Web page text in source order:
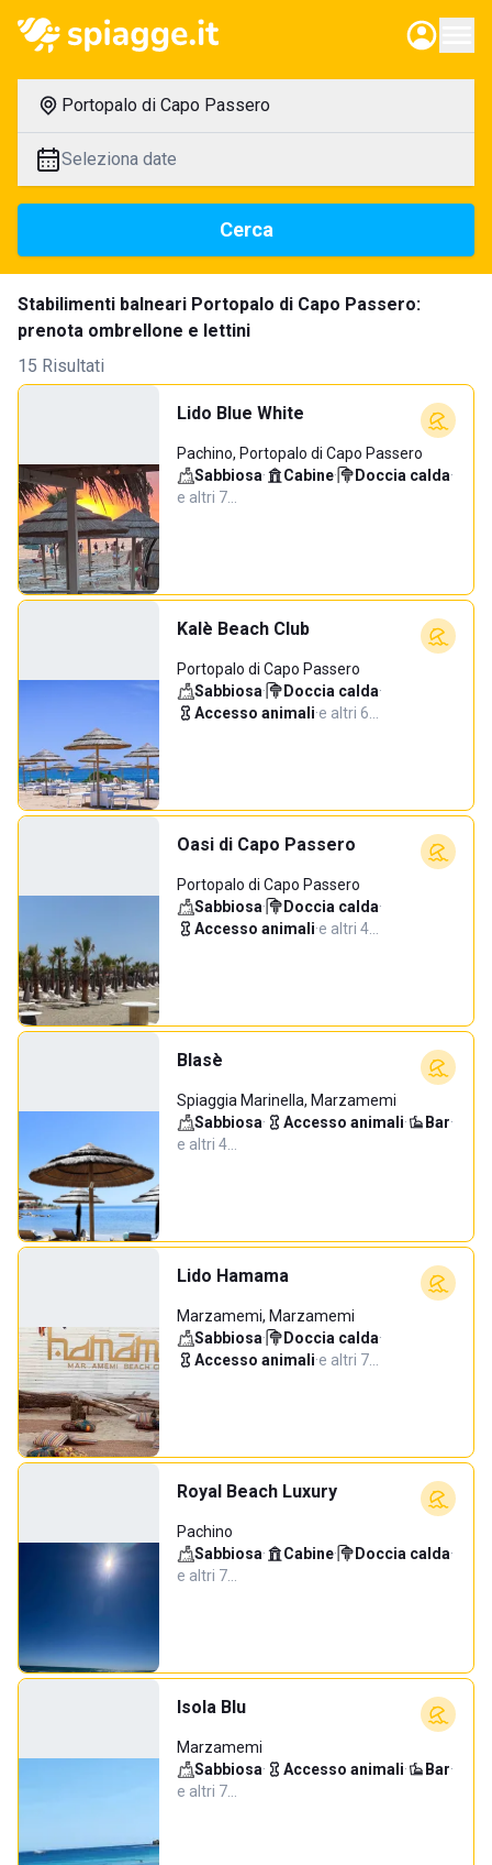
Portopalo di Capo Passero
Seleziona date
Cerca
Stabilimenti balneari Portopalo di Capo Passero:
prenota ombrellone e lettini
15 Risultati
Lido Blue White
Pachino, Portopalo di Capo Passero
Sabbiosa· Cabine· Doccia calda·
e altri 7…
Kalè Beach Club
Portopalo di Capo Passero
Sabbiosa· Doccia calda·
Accesso animali·e altri 6…
Oasi di Capo Passero
Portopalo di Capo Passero
Sabbiosa· Doccia calda·
Accesso animali·e altri 4…
Blasè
Spiaggia Marinella, Marzamemi
Sabbiosa· Accesso animali· Bar·
e altri 4…
Lido Hamama
Marzamemi, Marzamemi
Sabbiosa· Doccia calda·
Accesso animali·e altri 7…
Royal Beach Luxury
Pachino
Sabbiosa· Cabine· Doccia calda·
e altri 7…
Isola Blu
Marzamemi
Sabbiosa· Accesso animali· Bar·
e altri 7…